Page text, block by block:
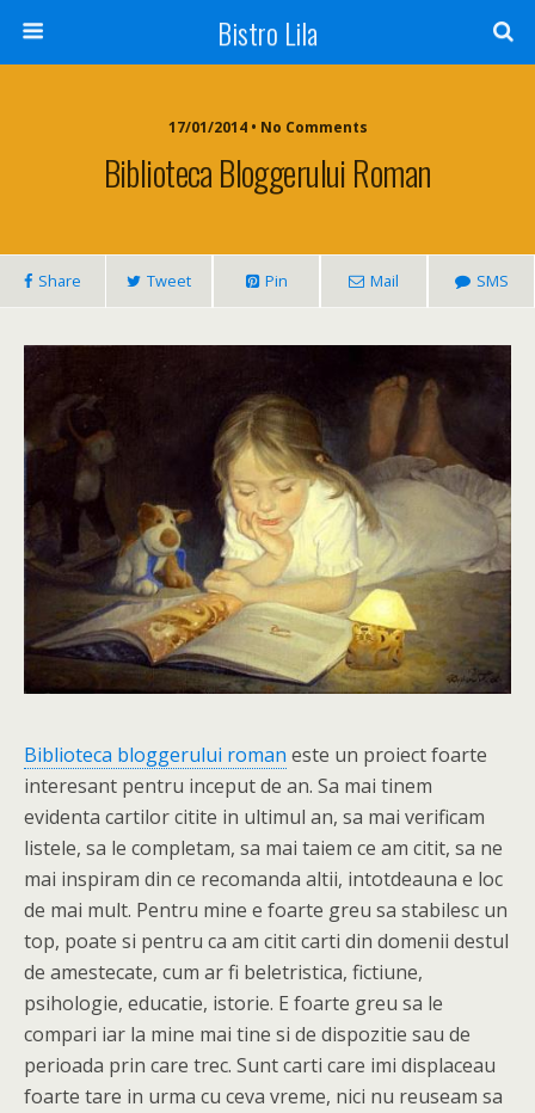
Bistro Lila
17/01/2014 • No Comments
Biblioteca Bloggerului Roman
Share Tweet Pin Mail SMS
Biblioteca bloggerului roman este un proiect foarte
interesant pentru inceput de an. Sa mai tinem
evidenta cartilor citite in ultimul an, sa mai verificam
listele, sa le completam, sa mai taiem ce am citit, sa ne
mai inspiram din ce recomanda altii, intotdeauna e loc
de mai mult. Pentru mine e foarte greu sa stabilesc un
top, poate si pentru ca am citit carti din domenii destul
de amestecate, cum ar fi beletristica, fictiune,
psihologie, educatie, istorie. E foarte greu sa le
compari iar la mine mai tine si de dispozitie sau de
perioada prin care trec. Sunt carti care imi displaceau
foarte tare in urma cu ceva vreme, nici nu reuseam sa